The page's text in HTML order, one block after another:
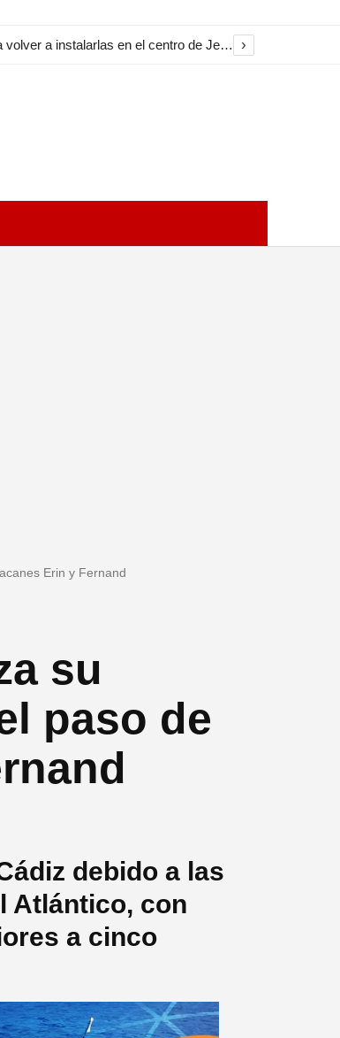
El Ayuntamiento inicia la restauración de las marquesinas de Plaza Esteve para volver a instalarlas en el centro de Jerez ›
Erin y Fernand
su
paso de
debido a las
Atlántico, con
a cinco